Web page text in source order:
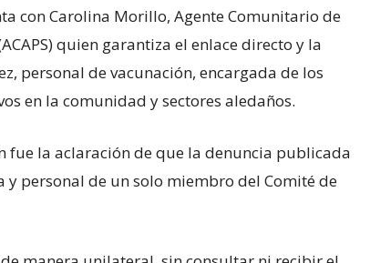
con Carolina Morillo, Agente Comunitario de
quien garantiza el enlace directo y la
personal de vacunación, encargada de los
en la comunidad y sectores aledaños.
fue la aclaración de que la denuncia publicada
y personal de un solo miembro del Comité de